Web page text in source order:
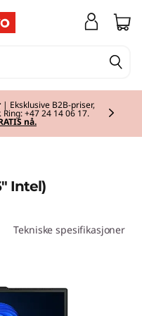
tidlig og gjør deg
utstyr.Kjøp nå.
Intel)
Tekniske spesifikasjoner